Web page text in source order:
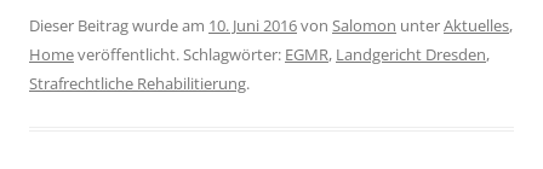
Dieser Beitrag wurde am 10. Juni 2016von Salomon unterAktuelles,
Homeveröffentlicht. Schlagwörter: EGMR, Landgericht Dresden,
Strafrechtliche Rehabilitierung.